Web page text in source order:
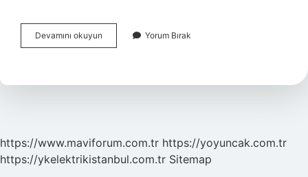
Devamını okuyun Kurtuluş
Savaşında
Askeri
Yorum Bırak
https://www.maviforum.com.tr https://yoyuncak.com.tr
https://ykelektrikistanbul.com.tr Sitemap